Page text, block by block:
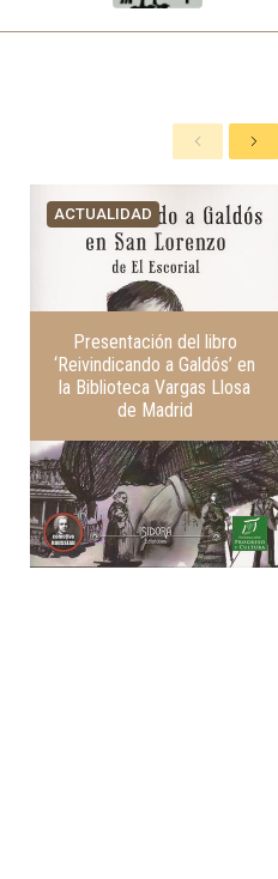
A
n
t
e
r
i
o
S
i
u
i
ACTUALIDAD
Presentación del libro
‘Reivindicando a Galdós’ en
la Biblioteca Vargas Llosa
de Madrid